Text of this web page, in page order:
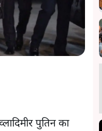
पुतिन का